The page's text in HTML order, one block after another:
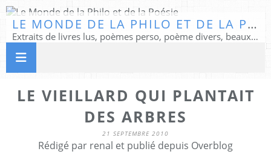
LE MONDE DE LA PHILO ET DE LA POÉSIE
Extraits de livres lus, poèmes perso, poème divers, beaux textes...
LE VIEILLARD QUI PLANTAIT
DES ARBRES
21 SEPTEMBRE 2010
Rédigé par renal et publié depuis Overblog